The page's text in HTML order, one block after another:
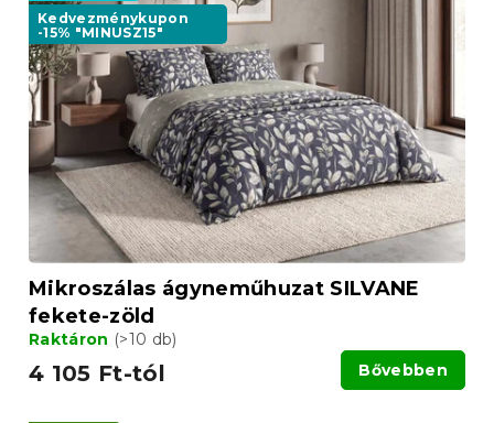
Kedvezménykupon
-15% "MINUSZ15"
Mikroszálas ágyneműhuzat SILVANE
fekete-zöld
Raktáron (>10 db)
4 105 Ft-tól Bővebben